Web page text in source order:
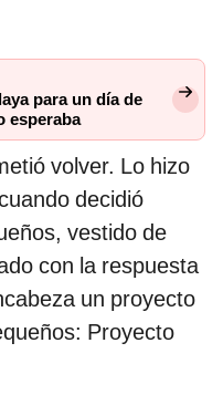
para un día de
esperaba
volver. Lo hizo
decidió
vestido de
con la respuesta
un proyecto
Proyecto